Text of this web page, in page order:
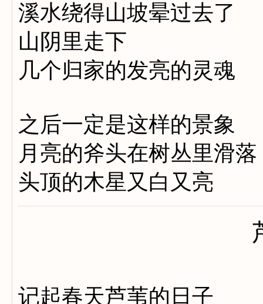
溪水绕得山坡晕过去了
山阴里走下
几个归家的发亮的灵魂
之后一定是这样的景象
月亮的斧头在树丛里滑落
头顶的木星又白又亮
记起春天芦苇的日子